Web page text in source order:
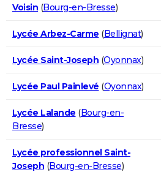
Voisin (Bourg-en-Bresse)
Lycée Arbez-Carme (Bellignat)
Lycée Saint-Joseph (Oyonnax)
Lycée Paul Painlevé (Oyonnax)
Lycée Lalande (Bourg-en-
Bresse)
Lycée professionnel Saint-
Joseph (Bourg-en-Bresse)